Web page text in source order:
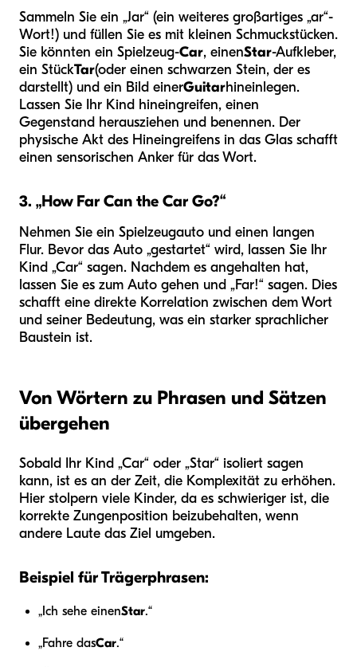
Sammeln Sie ein „Jar“ (ein weiteres großartiges „ar“-
Wort!) und füllen Sie es mit kleinen Schmuckstücken.
Sie könnten ein Spielzeug-Car, einenStar-Aufkleber,
ein StückTar(oder einen schwarzen Stein, der es
darstellt) und ein Bild einerGuitarhineinlegen.
Lassen Sie Ihr Kind hineingreifen, einen
Gegenstand herausziehen und benennen. Der
physische Akt des Hineingreifens in das Glas schafft
einen sensorischen Anker für das Wort.
3. „How Far Can the Car Go?“
Nehmen Sie ein Spielzeugauto und einen langen
Flur. Bevor das Auto „gestartet“ wird, lassen Sie Ihr
Kind „Car“ sagen. Nachdem es angehalten hat,
lassen Sie es zum Auto gehen und „Far!“ sagen. Dies
schafft eine direkte Korrelation zwischen dem Wort
und seiner Bedeutung, was ein starker sprachlicher
Baustein ist.
Von Wörtern zu Phrasen und Sätzen
übergehen
Sobald Ihr Kind „Car“ oder „Star“ isoliert sagen
kann, ist es an der Zeit, die Komplexität zu erhöhen.
Hier stolpern viele Kinder, da es schwieriger ist, die
korrekte Zungenposition beizubehalten, wenn
andere Laute das Ziel umgeben.
Beispiel für Trägerphrasen:
„Ich sehe einenStar.“
„Fahre dasCar.“